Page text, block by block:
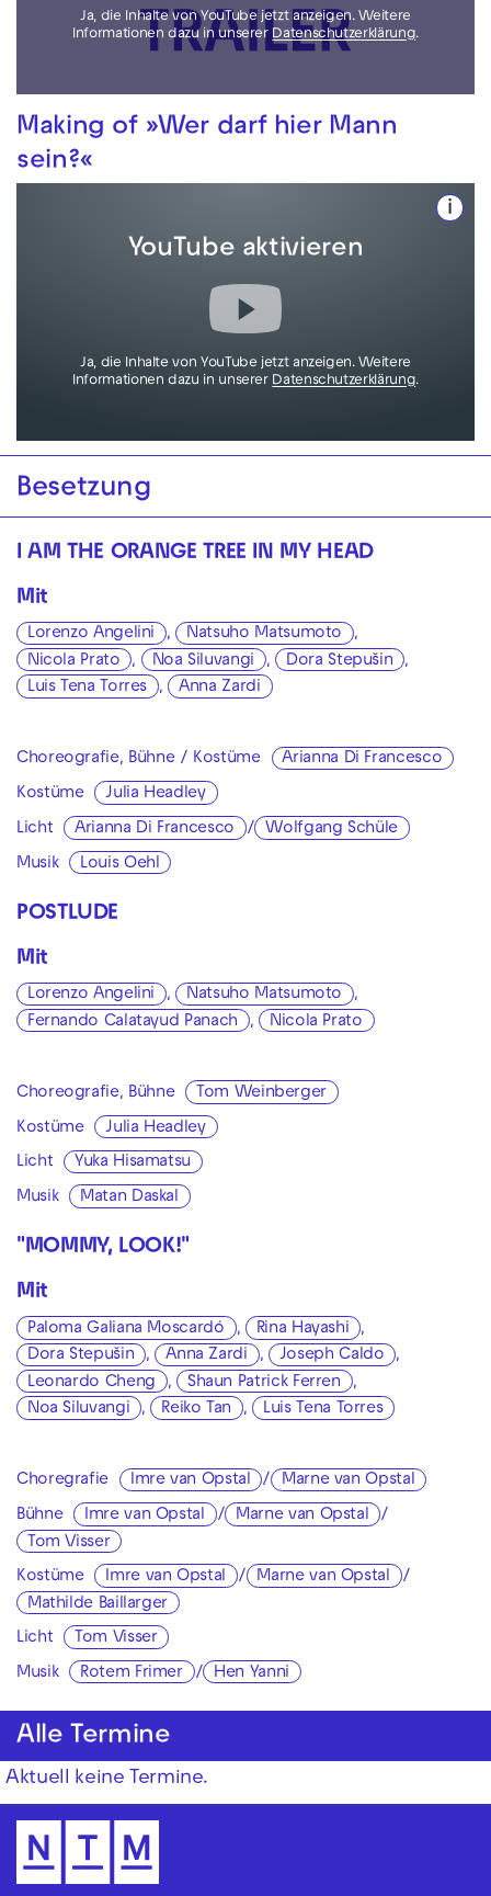
Ja, die Inhalte von YouTube jetzt anzeigen. Weitere
Informationen dazu in unserer Datenschutzerklärung.
Making of »Wer darf hier Mann
sein?«
YouTube aktivieren
i
Ja, die Inhalte von YouTube jetzt anzeigen. Weitere
Informationen dazu in unserer Datenschutzerklärung.
Besetzung
I AM THE ORANGE TREE IN MY HEAD
Mit
Lorenzo Angelini , Natsuho Matsumoto
,
Nicola Prato
, Noa Siluvangi , Dora Stepušin
,
Luis Tena Torres
, Anna Zardi
Choreografie, Bühne / Kostüme Arianna Di Francesco
Kostüme Julia Headley
Licht Arianna Di Francesco / Wolfgang Schüle
Musik Louis Oehl
POSTLUDE
Mit
Lorenzo Angelini , Natsuho Matsumoto
,
Fernando Calatayud Panach
, Nicola Prato
Choreografie, Bühne Tom Weinberger
Kostüme Julia Headley
Licht Yuka Hisamatsu
Musik Matan Daskal
"MOMMY, LOOK!"
Mit
Paloma Galiana Moscardó , Rina Hayashi
,
Dora Stepušin
, Anna Zardi , Joseph Caldo
,
Leonardo Cheng
, Shaun Patrick Ferren
,
Noa Siluvangi
, Reiko Tan , Luis Tena Torres
Choregrafie Imre van Opstal / Marne van Opstal
Bühne Imre van Opstal / Marne van Opstal
/
Tom Visser
Kostüme Imre van Opstal / Marne van Opstal
/
Mathilde Baillarger
Licht Tom Visser
Musik Rotem Frimer / Hen Yanni
Alle Termine
Aktuell keine Termine.